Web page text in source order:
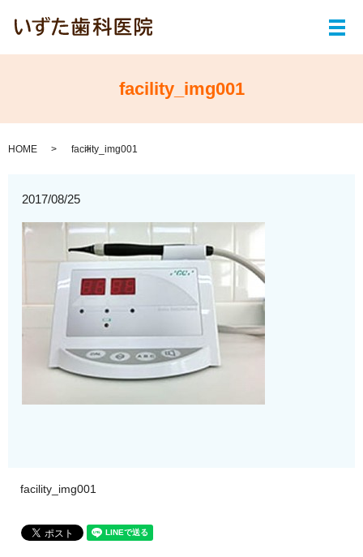
メ
facility_img001
HOME facility_img001
2017/08/25
facility_img001